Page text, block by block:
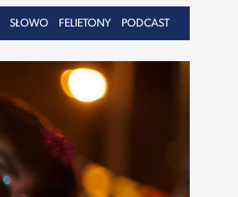
SŁOWO FELIETONY PODCAST